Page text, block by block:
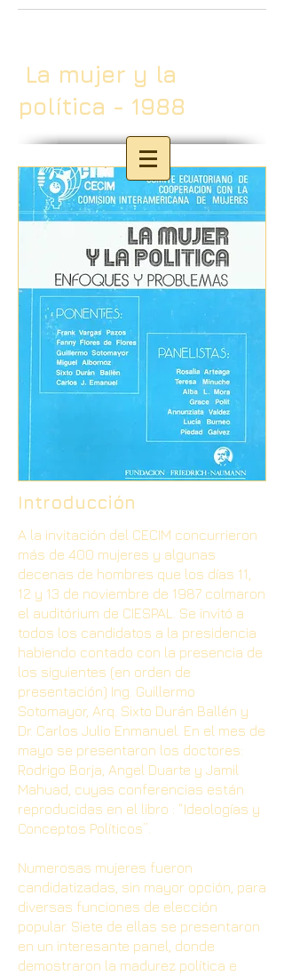
La mujer y la
política - 1988
Introducción
A la invitación del CECIM concurrieron
más de 400 mujeres y algunas
decenas de hombres que los días 11,
12 y 13 de noviembre de 1987 colmaron
el auditórium de CIESPAL. Se invitó a
todos los candidatos a la presidencia
habiendo contado con la presencia de
los siguientes (en orden de
presentación) Ing. Guillermo
Sotomayor, Arq. Sixto Durán Ballén y
Dr. Carlos Julio Enmanuel. En el mes de
mayo se presentaron los doctores:
Rodrigo Borja, Angel Duarte y Jamil
Mahuad, cuyas conferencias están
reproducidas en el libro : “Ideologías y
Conceptos Políticos”.
Numerosas mujeres fueron
candidatizadas, sin mayor opción, para
diversas funciones de elección
popular. Siete de ellas se presentaron
en un interesante panel, donde
demostraron la madurez política e